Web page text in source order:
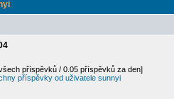
příspěvků / 0.05 příspěvků za den]
příspěvky od uživatele sunnyi